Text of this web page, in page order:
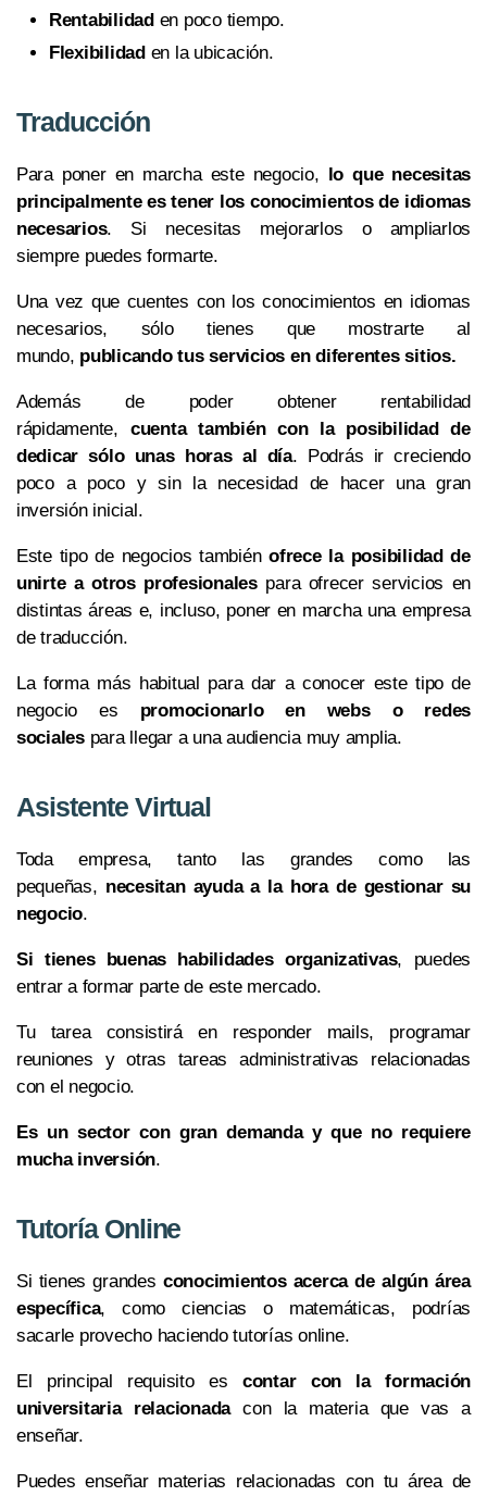
Rentabilidad en poco tiempo.
Flexibilidad en la ubicación.
Traducción
Para poner en marcha este negocio, lo que necesitas
principalmente es tener los conocimientos de idiomas
necesarios. Si necesitas mejorarlos o ampliarlos
siempre puedes formarte.
Una vez que cuentes con los conocimientos en idiomas
necesarios, sólo tienes que mostrarte al
mundo, publicando tus servicios en diferentes sitios.
Además de poder obtener rentabilidad
rápidamente, cuenta también con la posibilidad de
dedicar sólo unas horas al día. Podrás ir creciendo
poco a poco y sin la necesidad de hacer una gran
inversión inicial.
Este tipo de negocios tambiénofrece la posibilidad de
unirte a otros profesionalespara ofrecer servicios en
distintas áreas e, incluso, poner en marcha una empresa
de traducción.
La forma más habitual para dar a conocer este tipo de
negocio es promocionarlo en webs o redes
socialespara llegar a una audiencia muy amplia.
Asistente Virtual
Toda empresa, tanto las grandes como las
pequeñas, necesitan ayuda a la hora de gestionar su
negocio.
Si tienes buenas habilidades organizativas, puedes
entrar a formar parte de este mercado.
Tu tarea consistirá en responder mails, programar
reuniones y otras tareas administrativas relacionadas
con el negocio.
Es un sector con gran demanda y que no requiere
mucha inversión.
Tutoría Online
Si tienes grandes conocimientos acerca de algún área
específica, como ciencias o matemáticas, podrías
sacarle provecho haciendo tutorías online.
El principal requisito es contar con la formación
universitaria relacionadacon la materia que vas a
enseñar.
Puedes enseñar materias relacionadas con tu área de